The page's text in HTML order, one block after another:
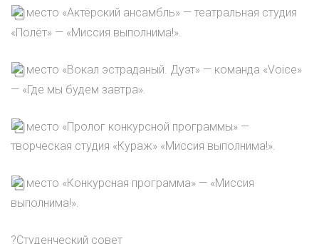
место «Актёрский ансамбль» — театральная студия
«Полёт» — «Миссия выполнима!».
место «Вокал эстраданый. Дуэт» — команда «Voice»
— «Где мы будем завтра».
место «Пролог конкурсной программы» —
творческая студия «Кураж» «Миссия выполнима!».
место «Конкурсная программа» — «Миссия
выполнима!».
?Студенческий совет